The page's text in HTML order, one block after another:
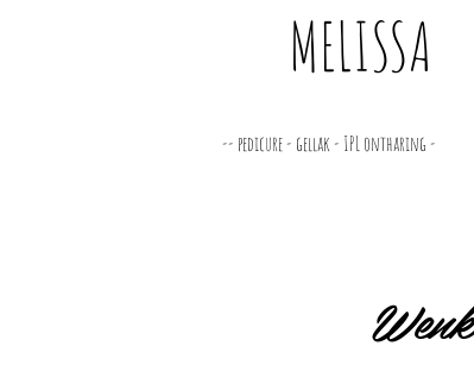
MELISSA
-- pedicure - gellak - IPL ontharing -